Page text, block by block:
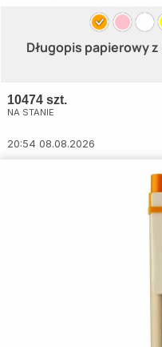
Długopis papierowy
10474 szt.
NA STANIE
20:54 08.08.2026